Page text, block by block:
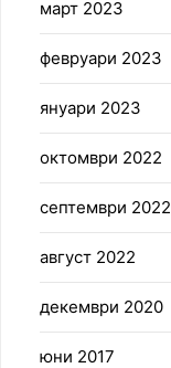
март 2023
февруари 2023
януари 2023
октомври 2022
септември 2022
август 2022
декември 2020
юни 2017